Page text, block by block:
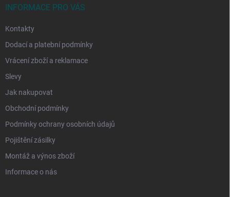
INFORMACE PRO VÁS
Kontakty
Dodací a platební podmínky
Vrácení zboží a reklamace
Slevy
Jak nakupovat
Obchodní podmínky
Podmínky ochrany osobních údajů
Pojištění zásilky
Montáž a výnos zboží
Informace o nás